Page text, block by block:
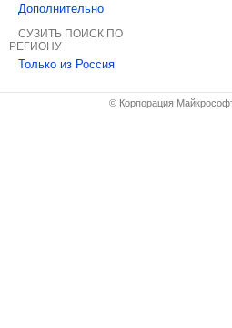
Дополнительно
СУЗИТЬ ПОИСК ПО
РЕГИОНУ
Только из Россия
© Корпорация